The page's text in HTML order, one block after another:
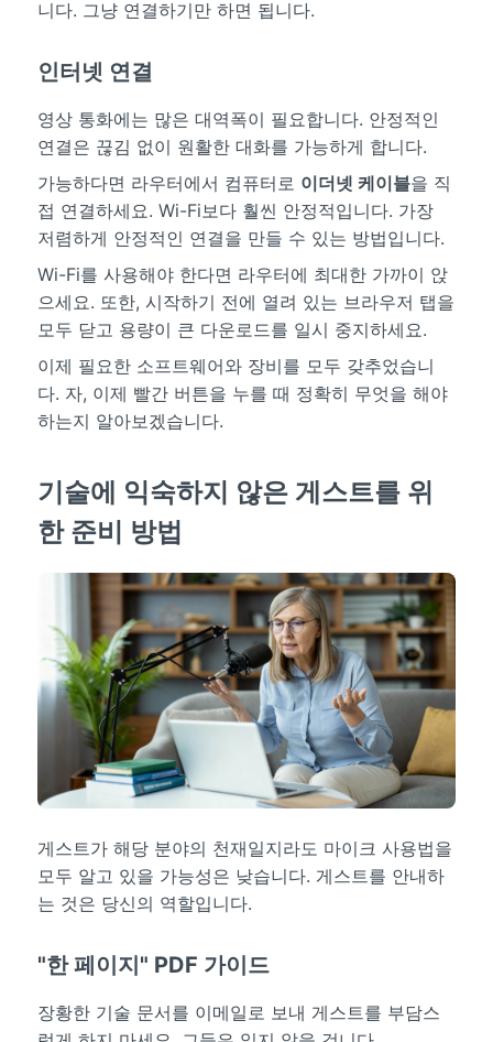
니다. 그냥 연결하기만 하면 됩니다.
인터넷 연결
영상 통화에는 많은 대역폭이 필요합니다. 안정적인
연결은 끊김 없이 원활한 대화를 가능하게 합니다.
가능하다면 라우터에서 컴퓨터로 이더넷 케이블을 직
접 연결하세요. Wi-Fi보다 훨씬 안정적입니다. 가장
저렴하게 안정적인 연결을 만들 수 있는 방법입니다.
Wi-Fi를 사용해야 한다면 라우터에 최대한 가까이 앉
으세요. 또한, 시작하기 전에 열려 있는 브라우저 탭을
모두 닫고 용량이 큰 다운로드를 일시 중지하세요.
이제 필요한 소프트웨어와 장비를 모두 갖추었습니
다. 자, 이제 빨간 버튼을 누를 때 정확히 무엇을 해야
하는지 알아보겠습니다.
기술에 익숙하지 않은 게스트를 위
한 준비 방법
게스트가 해당 분야의 천재일지라도 마이크 사용법을
모두 알고 있을 가능성은 낮습니다. 게스트를 안내하
는 것은 당신의 역할입니다.
"한 페이지" PDF 가이드
장황한 기술 문서를 이메일로 보내 게스트를 부담스